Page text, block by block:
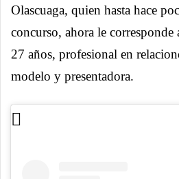
Olascuaga, quien hasta hace
concurso, ahora le
27 años, profesional en
modelo y presentadora.